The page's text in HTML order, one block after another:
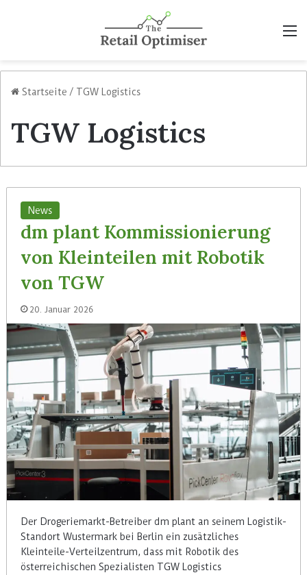
Startseite / TGW Logistics
TGW Logistics
News
dm plant Kommissionierung
von Kleinteilen mit Robotik
von TGW
20. Januar 2026
Der Drogeriemarkt-Betreiber dm plant an seinem Logistik-
Standort Wustermark bei Berlin ein zusätzliches
Kleinteile-Verteilzentrum, dass mit Robotik des
österreichischen Spezialisten TGW Logistics